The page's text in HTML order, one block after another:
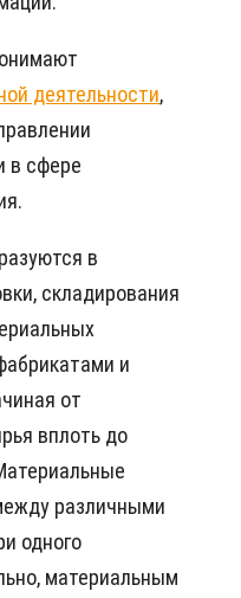
деятельности,
в сфере
в
складирования
и
от
вплоть до
различными
одного
материальным